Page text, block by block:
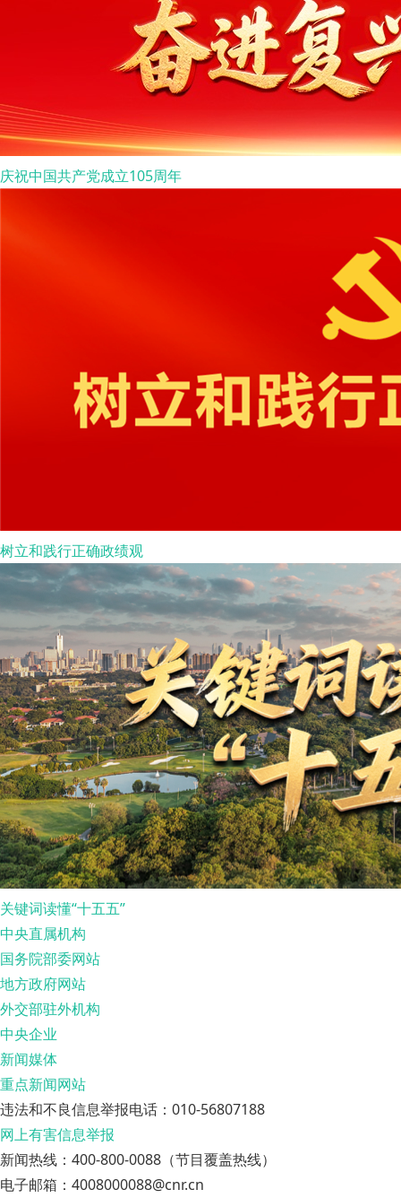
庆祝中国共产党成立105周年
树立和践行正确政绩观
关键词读懂“十五五”
中央直属机构
国务院部委网站
地方政府网站
外交部驻外机构
中央企业
新闻媒体
重点新闻网站
违法和不良信息举报电话：010-56807188
网上有害信息举报
新闻热线：400-800-0088（节目覆盖热线）
电子邮箱：4008000088@cnr.cn